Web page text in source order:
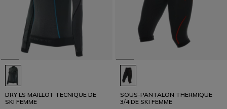
DRY LS MAILLOT TECNIQUE DE
SKI FEMME
SOUS-PANTALON THERMIQUE
3/4 DE SKI FEMME